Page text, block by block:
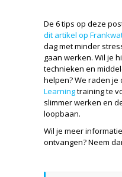
De 6 tips op deze
dit artikel op
dag met minder
gaan werken. Wil je
technieken en
helpen? We raden je
Learningtraining te
slimmer werken en
loopbaan.
Wil je meer
ontvangen? Neem